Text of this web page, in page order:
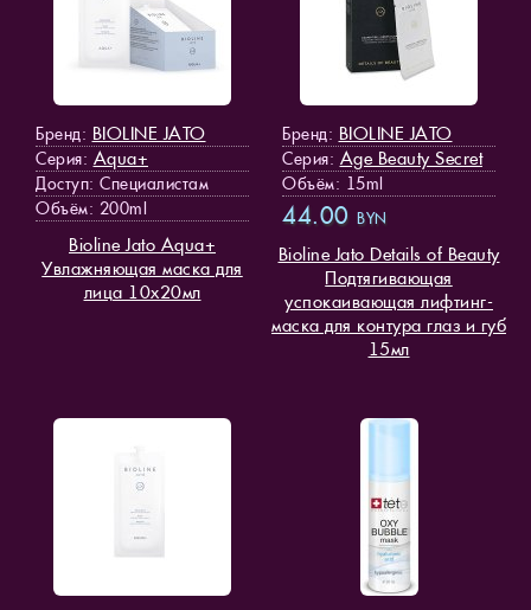
Бренд: BIOLINE JATO
Серия: Aqua+
Доступ: Специалистам
Объём: 200ml
Bioline Jato Aqua+
Увлажняющая маска для
лица 10х20мл
Бренд: BIOLINE JATO
Серия: Age Beauty Secret
Объём: 15ml
44.00 BYN
Bioline Jato Details of Beauty
Подтягивающая
успокаивающая лифтинг-
маска для контура глаз и губ
15мл